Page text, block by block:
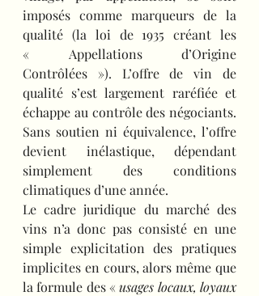
imposés comme marqueurs de la
qualité (la loi de 1935 créant les
« Appellations d’Origine
Contrôlées »). L’offre de vin de
qualité s’est largement raréfiée et
échappe au contrôle des négociants.
Sans soutien ni équivalence, l’offre
devient inélastique, dépendant
simplement des conditions
climatiques d’une année.
Le cadre juridique du marché des
vins n’a donc pas consisté en une
simple explicitation des pratiques
implicites en cours, alors même que
la formule des « usages locaux, loyaux